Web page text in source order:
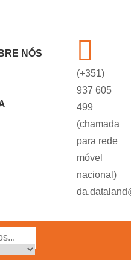
de Escritório
NÓS
(+351)
937 605
499
(chamada
para rede
móvel
nacional)